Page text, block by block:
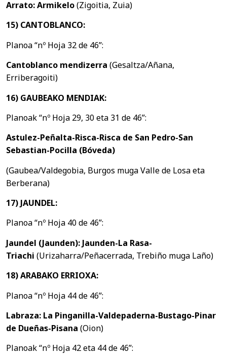
Arrato: Armikelo(Zigoitia, Zuia)
15) CANTOBLANCO:
Planoa “nº Hoja 32 de 46”:
Cantoblanco mendizerra (Gesaltza/Añana,
Erriberagoiti)
16) GAUBEAKO MENDIAK:
Planoak “nº Hoja 29, 30 eta 31 de 46”:
Astulez-Peñalta-Risca-Risca de San Pedro-San
Sebastian-Pocilla (Bóveda)
(Gaubea/Valdegobia, Burgos muga Valle de Losa eta
Berberana)
17) JAUNDEL:
Planoa “nº Hoja 40 de 46”:
Jaundel (Jaunden): Jaunden-La Rasa-
Triachi (Urizaharra/Peñacerrada, Trebiño muga Laño)
18) ARABAKO ERRIOXA:
Planoa “nº Hoja 44 de 46”:
Labraza: La Pinganilla-Valdepaderna-Bustago-Pinar
de Dueñas-Pisana (Oion)
Planoak “nº Hoja 42 eta 44 de 46”: